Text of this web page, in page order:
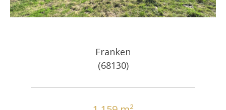
Franken
(68130)